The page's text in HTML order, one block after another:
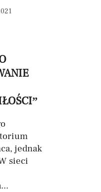
jednak
sieci